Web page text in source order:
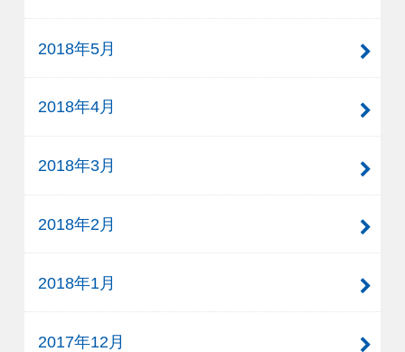
2018年5月
2018年4月
2018年3月
2018年2月
2018年1月
2017年12月